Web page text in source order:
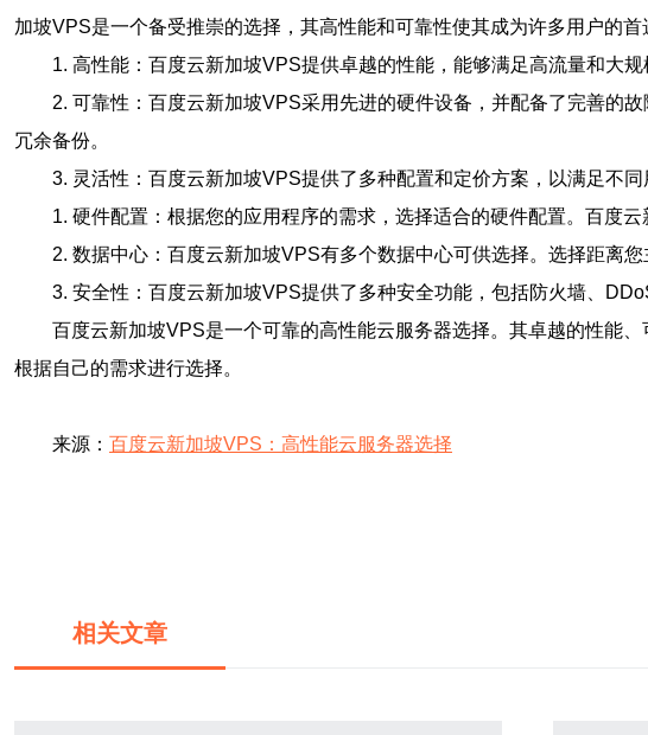
加坡VPS是一个备受推崇的选择，其高性能和可靠性使其成为许多用户的首
1. 高性能：百度云新加坡VPS提供卓越的性能，能够满足高流量和大
2. 可靠性：百度云新加坡VPS采用先进的硬件设备，并配备了完善的
冗余备份。
3. 灵活性：百度云新加坡VPS提供了多种配置和定价方案，以满足不
1. 硬件配置：根据您的应用程序的需求，选择适合的硬件配置。百度
2. 数据中心：百度云新加坡VPS有多个数据中心可供选择。选择距离
3. 安全性：百度云新加坡VPS提供了多种安全功能，包括防火墙、
百度云新加坡VPS是一个可靠的高性能云服务器选择。其卓越的性能
根据自己的需求进行选择。
来源： 百度云新加坡VPS：高性能云服务器选择
相关文章